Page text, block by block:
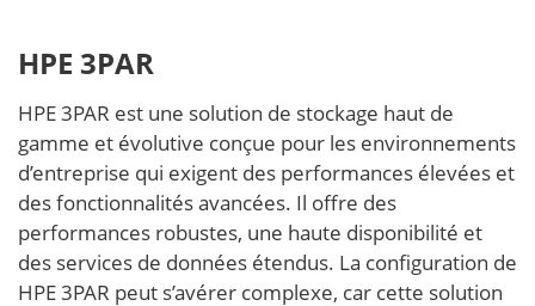
HPE 3PAR
HPE 3PAR est une solution de stockage haut de
gamme et évolutive conçue pour les environnements
d’entreprise qui exigent des performances élevées et
des fonctionnalités avancées. Il offre des
performances robustes, une haute disponibilité et
des services de données étendus. La configuration de
HPE 3PAR peut s’avérer complexe, car cette solution